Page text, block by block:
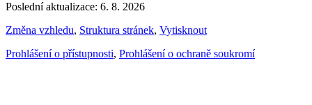
Poslední aktualizace: 6. 8. 2026
Změna vzhledu, Struktura stránek, Vytisknout
Prohlášení o přístupnosti, Prohlášení o ochraně soukromí